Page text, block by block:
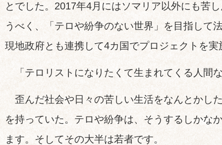
とでした。2017年4月にはソマリア以外にも苦
うべく、「テロや紛争のない世界」を目指して
現地政府とも連携して4カ国でプロジェクトを実
「テロリストになりたくて生まれてくる人間
歪んだ社会や日々の苦しい生活をなんとかし
を持っていた。テロや紛争は、そうするしかな
ます。そしてその大半は若者です。